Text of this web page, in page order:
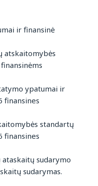
ir finansinė
atskaitomybės
ypatumai ir
finansines
standartų
finansines
sudarymo
sudarymas.